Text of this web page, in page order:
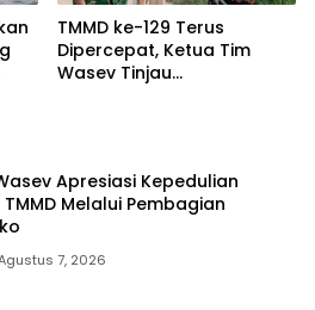
TMMD ke-129 Terus
Dipercepat, Ketua Tim
Wasev Tinjau
Apresiasi Kepedulian
Melalui Pembagian
7, 2026